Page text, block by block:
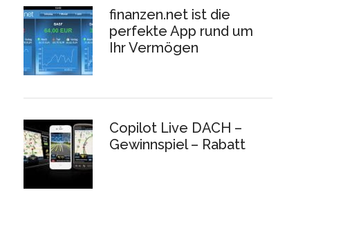
finanzen.net ist die
perfekte App rund um
Ihr Vermögen
Copilot Live DACH –
Gewinnspiel – Rabatt